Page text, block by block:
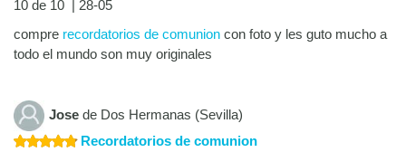
10 de 10 | 28-05
compre recordatorios de comunion con foto y les guto mucho a
todo el mundo son muy originales
Jose de Dos Hermanas (Sevilla)
Recordatorios de comunion